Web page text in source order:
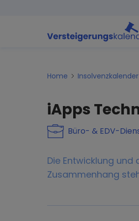
Home Insolvenzkalender
iApps
Büro- & EDV-
Die Entwicklung
Zusammenhang